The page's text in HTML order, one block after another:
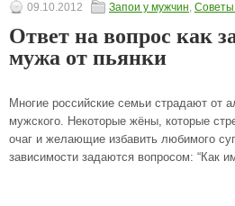
09.10.2012 Запои у мужчин, Советы
Ответ на вопрос как
мужа от пьянки
Многие российские семьи страдают от
мужского. Некоторые жёны, которые
очаг и желающие избавить любимого
зависимости задаются вопросом: “Как